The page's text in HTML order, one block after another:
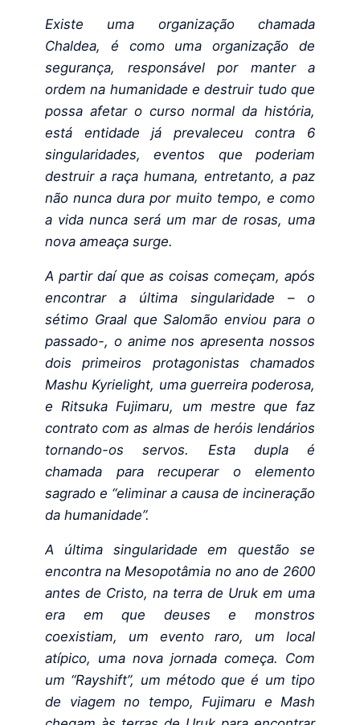
Existe uma organização chamada
Chaldea, é como uma organização de
segurança, responsável por manter a
ordem na humanidade e destruir tudo que
possa afetar o curso normal da história,
está entidade já prevaleceu contra 6
singularidades, eventos que poderiam
destruir a raça humana, entretanto, a paz
não nunca dura por muito tempo, e como
a vida nunca será um mar de rosas, uma
nova ameaça surge.
A partir daí que as coisas começam, após
encontrar a última singularidade – o
sétimo Graal que Salomão enviou para o
passado-, o anime nos apresenta nossos
dois primeiros protagonistas chamados
Mashu Kyrielight, uma guerreira poderosa,
e Ritsuka Fujimaru, um mestre que faz
contrato com as almas de heróis lendários
tornando-os servos. Esta dupla é
chamada para recuperar o elemento
sagrado e “eliminar a causa de incineração
da humanidade”.
A última singularidade em questão se
encontra na Mesopotâmia no ano de 2600
antes de Cristo, na terra de Uruk em uma
era em que deuses e monstros
coexistiam, um evento raro, um local
atípico, uma nova jornada começa. Com
um “Rayshift”, um método que é um tipo
de viagem no tempo, Fujimaru e Mash